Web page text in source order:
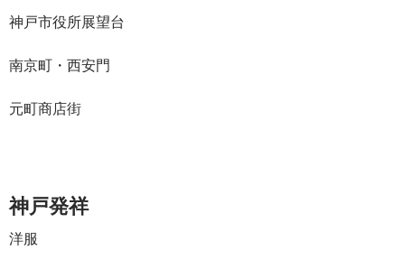
神戸市役所展望台
南京町・西安門
元町商店街
神戸発祥
洋服